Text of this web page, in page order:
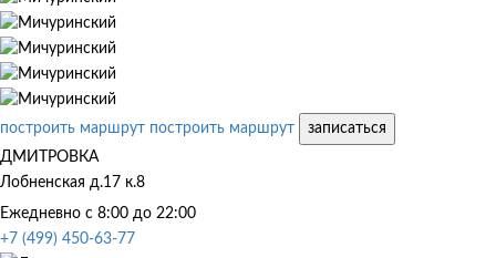
построить маршрут построить маршрут
записаться
ДМИТРОВКА
Лобненская д.17 к.8
Ежедневно с 8:00 до 22:00
+7 (499) 450-63-77